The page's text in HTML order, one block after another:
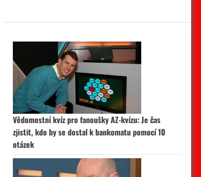
Vědomostní kvíz pro fanoušky AZ-kvízu: Je čas
zjistit, kdo by se dostal k bankomatu pomocí 10
otázek